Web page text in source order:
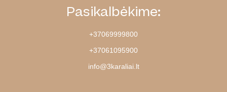
Pasikalbėkime:
+37069999800
+37061095900
info@3karaliai.lt